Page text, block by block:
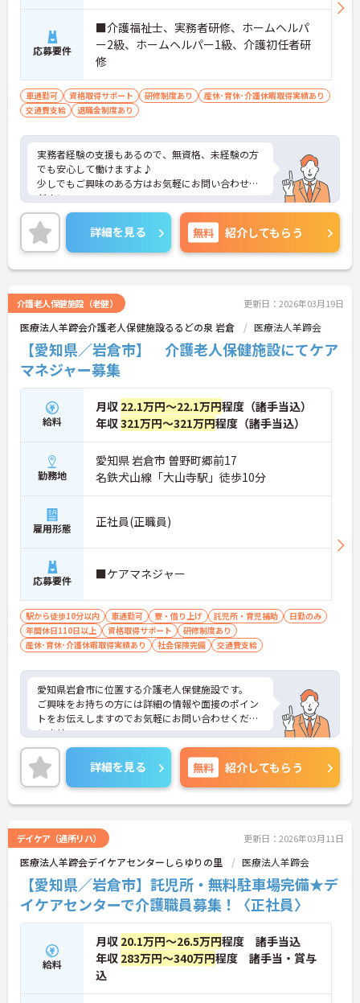
応募要件
■介護福祉士、実務者研修、ホームヘルパ
ー2級、ホームヘルパー1級、介護初任者研
修
車通勤可 資格取得サポート 研修制度あり
産休･育休･介護休暇取得実績あり
交通費支給
退職金制度あり
実務者経験の支援もあるので、無資格、未経験の方
でも安心して働けますよ♪
少しでもご興味のある方はお気軽にお問い合わせく
ださい。
詳細を見る 無料 紹介してもらう
介護老人保健施設（老健） 更新日：2026年03月19日
医療法人羊蹄会介護老人保健施設るるどの泉 岩倉 医療法人羊蹄会
【愛知県／岩倉市】 介護老人保健施設にてケア
マネジャー募集
給料
月収 22.1万円～22.1万円程度（諸手当込）
年収321万円～321万円程度（諸手当込）
勤務地
愛知県 岩倉市 曽野町郷前17
名鉄犬山線「大山寺駅」徒歩10分
雇用形態 正社員(正職員)
応募要件 ■ケアマネジャー
駅から徒歩10分以内 車通勤可 寮・借り上げ 託児所・育児補助
日勤のみ
年間休日110日以上
資格取得サポート
研修制度あり
産休･育休･介護休暇取得実績あり
社会保険完備 交通費支給
愛知県岩倉市に位置する介護老人保健施設です。
ご興味をお持ちの方には詳細の情報や面接のポイン
トをお伝えしますのでお気軽にお問い合わせくださ
いませ。
詳細を見る 無料 紹介してもらう
デイケア（通所リハ） 更新日：2026年03月11日
医療法人羊蹄会デイケアセンターしらゆりの里 医療法人羊蹄会
【愛知県／岩倉市】託児所・無料駐車場完備★デ
イケアセンターで介護職員募集！〈正社員〉
給料
月収 20.1万円～26.5万円程度 諸手当込
年収 283万円～340万円程度 諸手当・賞与
込